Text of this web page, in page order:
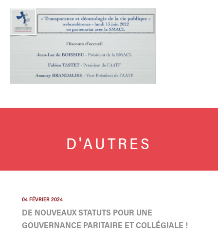
D'AUTRES
04 FÉVRIER 2024
DE NOUVEAUX STATUTS POUR UNE
GOUVERNANCE PARITAIRE ET COLLÉGIALE !